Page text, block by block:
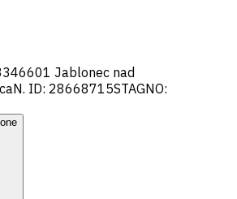
46601 Jablonec nad
N. ID: 28668715STAGNO: